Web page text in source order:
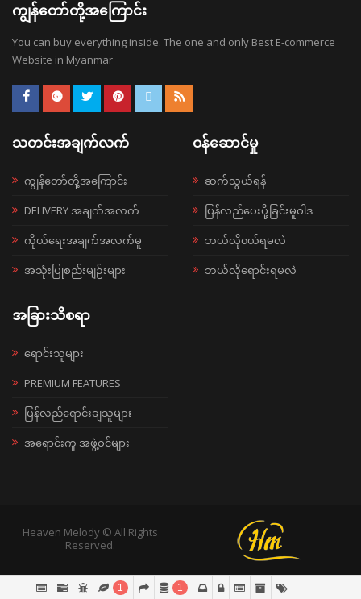
ကျွန်တော်တို့အကြောင်း
You can buy everything inside. The one and only Best E-commerce
Website in Myanmar
သတင်းအချက်လက်
ကျွန်တော်တို့အကြောင်း
DELIVERY အချက်အလက်
ကိုယ်ရေးအချက်အလက်မူ
အသုံးပြုစည်းမျဉ်းများ
ဝန်ဆောင်မှု
ဆက်သွယ်ရန်
ပြန်လည်ပေးပို့ခြင်းမူဝါဒ
ဘယ်လို၀ယ်ရမလဲ
ဘယ်လိုရောင်းရမလဲ
အခြားသိစရာ
ရောင်းသူများ
PREMIUM FEATURES
ပြန်လည်ရောင်းချသူများ
အရောင်းကူ အဖွဲ့ဝင်များ
Heaven Melody © All Rights
Reserved.
1 1